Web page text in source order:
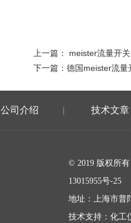
上一篇： meister流量开
下一篇： 德国meister流量
公司介绍 | 技术文章
© 2019 版权所
13015955号-25
地址：上海市普
技术支持： 化工